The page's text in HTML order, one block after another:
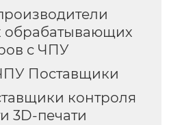
обрабатывающих
с ЧПУ
Поставщики
контроля
3D-печати